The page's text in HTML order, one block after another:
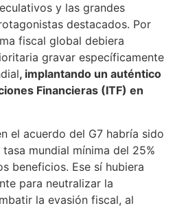
y las grandes
destacados. Por
fiscal global debiera
gravar específicamente
, implantando un auténtico
Financieras (ITF) en
el acuerdo del G7 habría sido
mundial mínima del 25%
beneficios. Ese sí hubiera
para neutralizar la
la evasión fiscal, al